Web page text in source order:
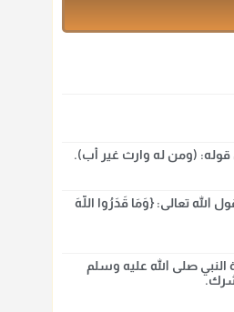
أبو زيد وابن عثيمين، وحسبك
:"ما سمعتُ أنه يدعو عند ختم
أصلاً صحيحاً يعتمد عليه من
ولا من عمل الصحابة رضي
في قول الله تعالى: {وَمَا قَدَرُوا اللَّهَ
حماية النبي صلى الله عليه وسلم